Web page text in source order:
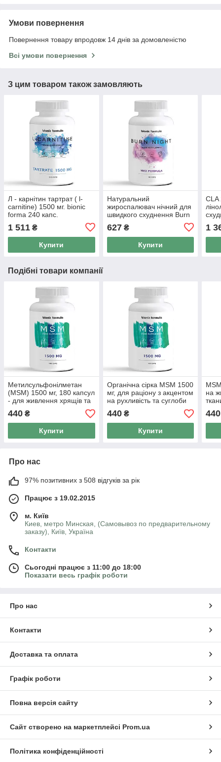
Умови повернення
Повернення товару впродовж 14 днів за домовленістю
Всі умови повернення
З цим товаром також замовляють
Л - карнітин тартрат ( l-
carnitine) 1500 мг. bionic
forma 240 капс.
1 511 ₴
Купити
Натуральний
жироспалювач нічний для
швидкого схуднення Burn
627₴
Купити
CLA
1
Подібні товари компанії
Метилсульфонілметан
(MSM) 1500 мг, 180 капсул
- для живлення хрящів та
суглобів
440 ₴
Купити
Органічна сірка MSM 1500
мг, для раціону з акцентом
на рухливість та суглоби
bionic formula
440₴
Купити
на
440
Про нас
97% позитивних з 508 відгуків за рік
Працює з 19.02.2015
м. Київ
Киев, метро Минская, (Самовывоз по предварительному
заказу), Київ, Україна
Контакти
Сьогодні працює з 11:00 до 18:00
Показати весь графік роботи
Про нас
Контакти
Доставка та оплата
Графік роботи
Повна версія сайту
Сайт створено на маркетплейсі Prom.ua
Політика конфіденційності